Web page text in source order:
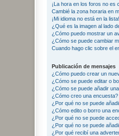
¡La hora en los foros no es
Cambié la zona horaria en
¡Mi idioma no está en la lista!
¿Qué es la imagen al lado
¿Cómo puedo mostrar un
¿Cómo se puede cambiar
Cuando hago clic sobre el
Publicación de mensajes
¿Cómo puedo crear un
¿Cómo se puede editar o
¿Cómo se puede añadir
¿Cómo creo una encuesta?
¿Por qué no se puede
¿Cómo edito o borro una
¿Por qué no se puede
¿Por qué no se puede
¿Por qué recibí una